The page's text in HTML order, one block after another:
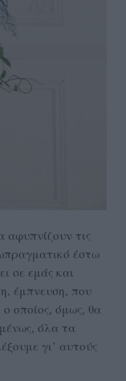
αφυπνίζουν τις
έστω
σε εμάς και
έμπνευση, που
οποίος, όμως, θα
όλα τα
γι’ αυτούς